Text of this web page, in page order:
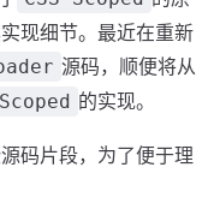
现细节。最近在重新
源码，顺便将从
的实现。
码片段，为了便于理